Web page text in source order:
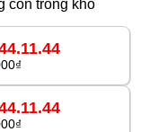
còn trong kho